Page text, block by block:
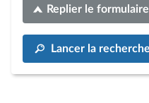
Replier le formulaire
Lancer la recherche